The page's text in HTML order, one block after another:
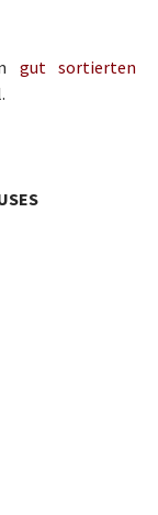
gut sortierten